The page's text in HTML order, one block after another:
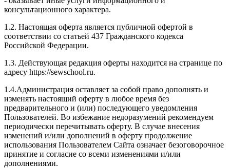
консультационного характера.
1.2. Настоящая оферта является публичной офертой в
соответствии со статьей 437 Гражданского кодекса
Российской Федерации.
1.3. Действующая редакция оферты находится на странице по
адресу https://sewschool.ru.
1.4.Администрация оставляет за собой право дополнять и
изменять настоящий оферту в любое время без
предварительного и (или) последующего уведомления
Пользователей. Во избежание недоразумений рекомендуем
периодически перечитывать оферту. В случае внесения
изменений и/или дополнений в оферту продолжение
использования Пользователем Сайта означает безоговорочное
принятие и согласие со всеми изменениями и/или
дополнениями.